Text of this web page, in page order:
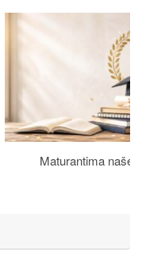
Maturantima naše